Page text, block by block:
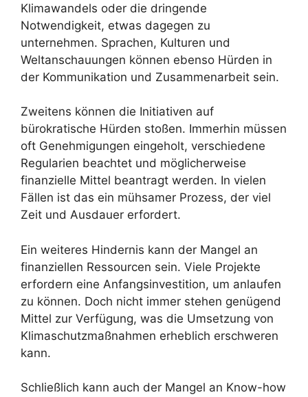
Klimawandels oder die dringende
Notwendigkeit, etwas dagegen zu
unternehmen. Sprachen, Kulturen und
Weltanschauungen können ebenso Hürden in
der Kommunikation und Zusammenarbeit sein.
Zweitens können die Initiativen auf
bürokratische Hürden stoßen. Immerhin müssen
oft Genehmigungen eingeholt, verschiedene
Regularien beachtet und möglicherweise
finanzielle Mittel beantragt werden. In vielen
Fällen ist das ein mühsamer Prozess, der viel
Zeit und Ausdauer erfordert.
Ein weiteres Hindernis kann der Mangel an
finanziellen Ressourcen sein. Viele Projekte
erfordern eine Anfangsinvestition, um anlaufen
zu können. Doch nicht immer stehen genügend
Mittel zur Verfügung, was die Umsetzung von
Klimaschutzmaßnahmen erheblich erschweren
kann.
Schließlich kann auch der Mangel an Know-how